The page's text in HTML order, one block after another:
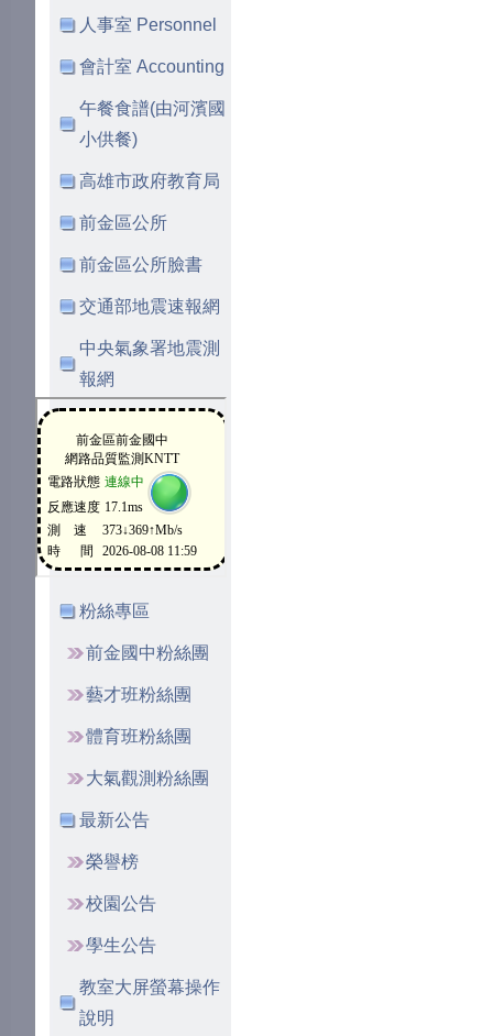
人事室 Personnel
會計室 Accounting
午餐食譜(由河濱國
小供餐)
高雄市政府教育局
前金區公所
前金區公所臉書
交通部地震速報網
中央氣象署地震測
報網
粉絲專區
前金國中粉絲團
藝才班粉絲團
體育班粉絲團
大氣觀測粉絲團
最新公告
榮譽榜
校園公告
學生公告
教室大屏螢幕操作
說明